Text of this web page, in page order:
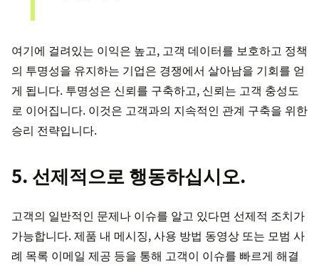
여기에 걸려있는 이익은 높고, 고객 데이터를 보호하고 정책
의 투명성을 유지하는 기업은 경쟁에서 살아남을 기회를 얻
게 됩니다. 투명성은 신뢰를 구축하고, 신뢰는 고객 충성도
로 이어집니다. 이것은 고객과의 지속적인 관계 구축을 위한
승리 전략입니다.
5. 선제적으로 행동하십시오.
고객의 일반적인 문제나 이슈를 알고 있다면 선제적 조치가
가능합니다. 제품 내 메시징, 사용 방법 동영상 또는 모범 사
례 목록 이메일 제공 등을 통해 고객이 이슈를 빠르게 해결